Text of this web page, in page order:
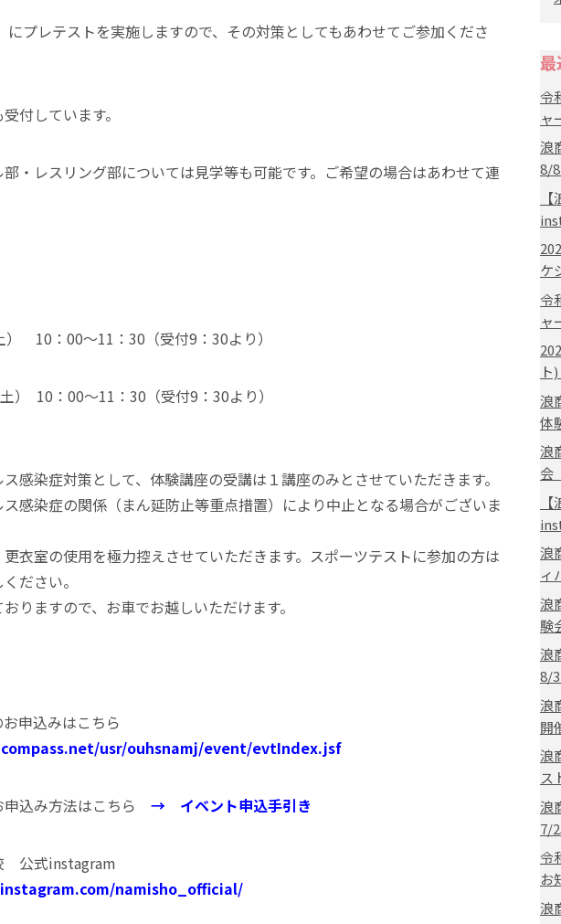
レテストを実施しますので、その対策としてもあわせてご参加くださ
付しています。
・レスリング部については見学等も可能です。ご希望の場合はあわせて連
10：00～11：30（受付9：30より）
） 10：00～11：30（受付9：30より）
感染症対策として、体験講座の受講は１講座のみとさせていただきます。
ス感染症の関係（まん延防止等重点措置）により中止となる場合がございま
更衣室の使用を極力控えさせていただきます。スポーツテストに参加の方は
ださい。
りますので、お車でお越しいただけます。
申込みはこちら
usr/ouhsnamj/event/evtIndex.jsf
申込み方法はこちら → イベント申込手引き
公式instagram
namisho_official/
令
ャ
浪
8/
ケ
令
ャ
浪
体
浪
会
浪
ィ
浪
験
浪
8/
浪
開
浪
ス
浪
7/
令
お
浪